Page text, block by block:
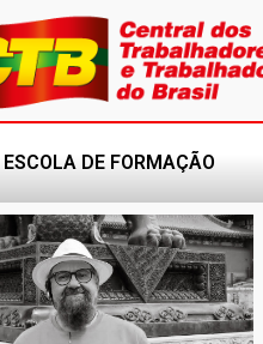
ESCOLA DE FORMAÇÃO